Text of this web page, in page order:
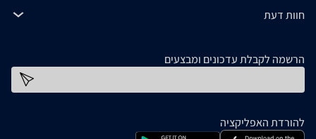
חוות דעת
הרשמה לקבלת עדכונים ומבצעים
להורדת האפליקציה